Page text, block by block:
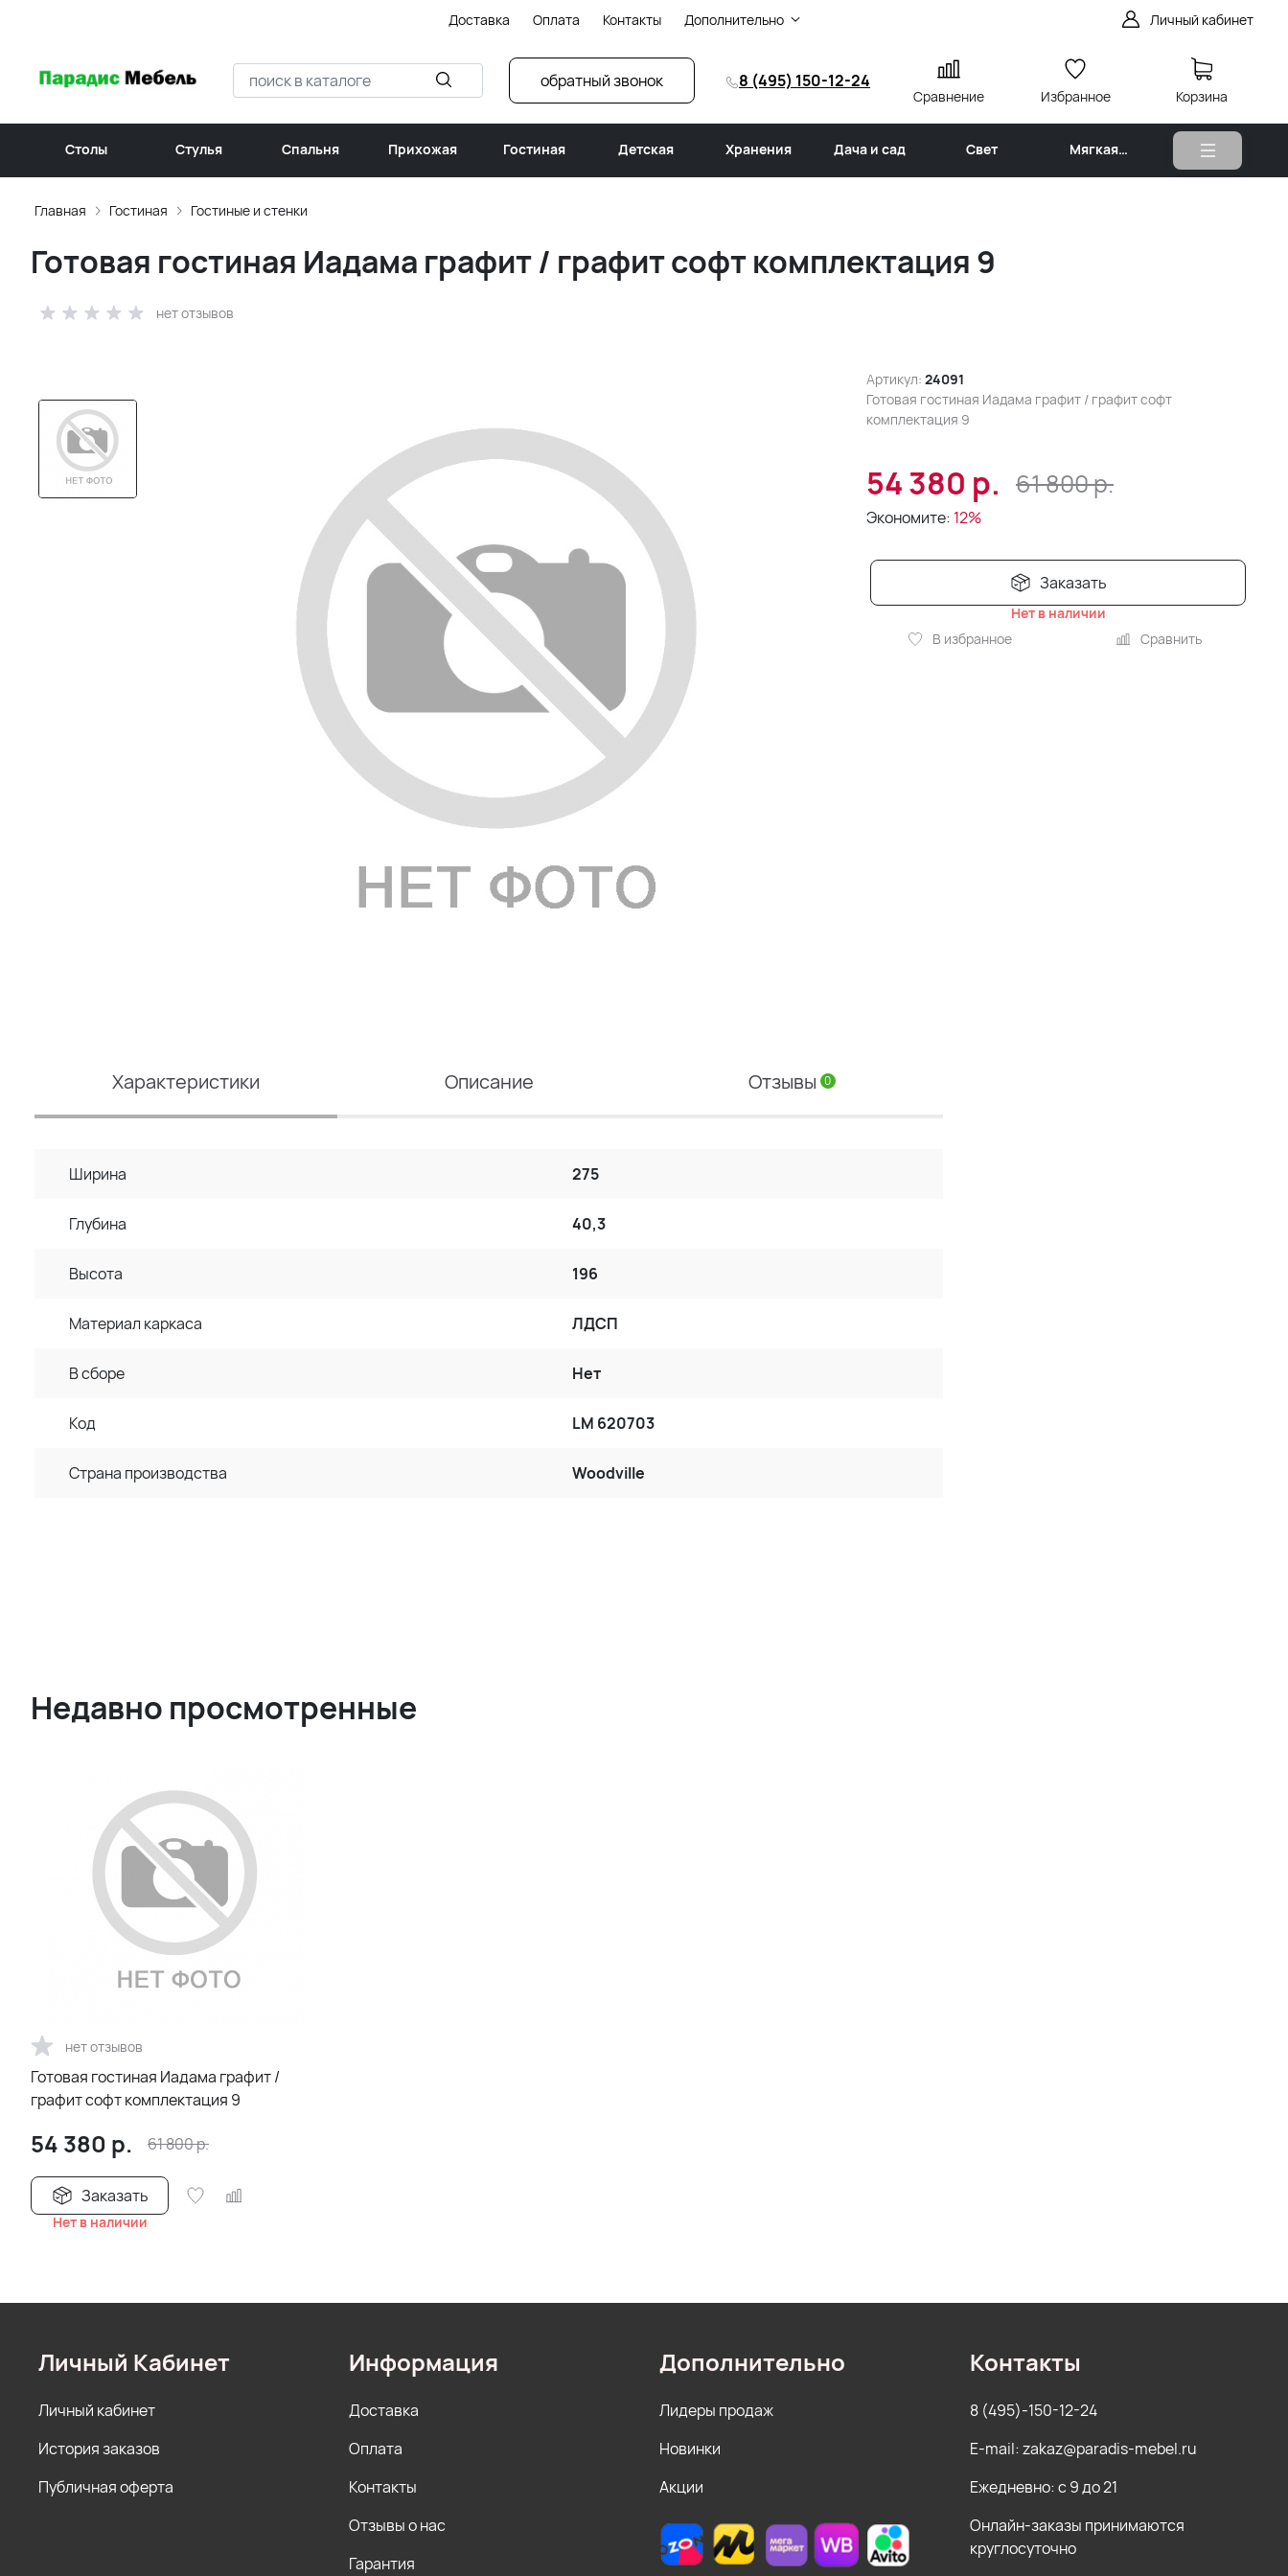
Доставка Оплата Контакты Дополнительно Личный кабинет
обратный звонок 8 (495) 150-12-24
Сравнение Избранное Корзина
Столы Стулья Спальня Прихожая Гостиная Детская Хранения Дача и сад Свет
Мягкая
Главная Гостиная Гостиные и стенки
Готовая гостиная Иадама графит / графит софт комплектация 9
нет отзывов
Артикул: 24091
Готовая гостиная Иадама графит / графит софт
комплектация 9
54 380 р. 61 800р.
Экономите: 12%
Заказать
Нет в наличии
В избранное
Сравнить
Характеристики Описание Отзывы 0
Ширина 275
Глубина 40,3
Высота 196
Материал каркаса ЛДСП
В сборе Нет
Код LM 620703
Страна производства Woodville
Недавно просмотренные
нет отзывов
Готовая гостиная Иадама графит /
графит софт комплектация 9
54 380 р. 61 800р.
Заказать
Нет в наличии
Личный Кабинет
Личный кабинет
История заказов
Публичная оферта
Информация
Доставка
Оплата
Контакты
Отзывы о нас
Гарантия
Дополнительно
Лидеры продаж
Новинки
Акции
Контакты
8 (495)-150-12-24
E-mail: zakaz@paradis-mebel.ru
Ежедневно: с 9 до 21
Онлайн-заказы принимаются
круглосуточно